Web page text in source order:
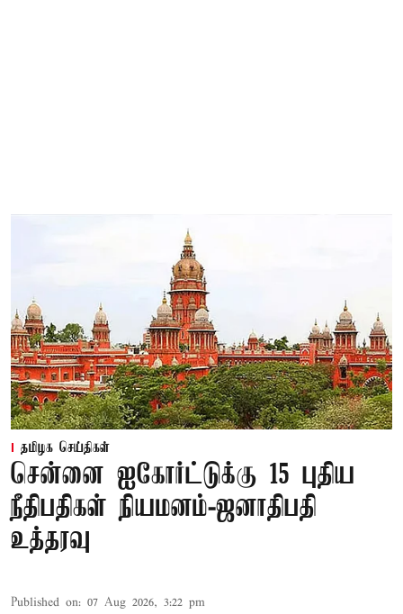
தமிழக செய்திகள்
சென்னை ஐகோர்ட்டுக்கு 15 புதிய
நீதிபதிகள் நியமனம்-ஜனாதிபதி
உத்தரவு
Published on: 07 Aug 2026, 3:22 pm